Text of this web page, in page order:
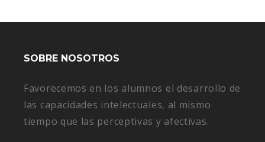
SOBRE NOSOTROS
Favorecemos en los alumnos el desarrollo de
las capacidades intelectuales, al mismo
tiempo que las perceptivas y afectivas.